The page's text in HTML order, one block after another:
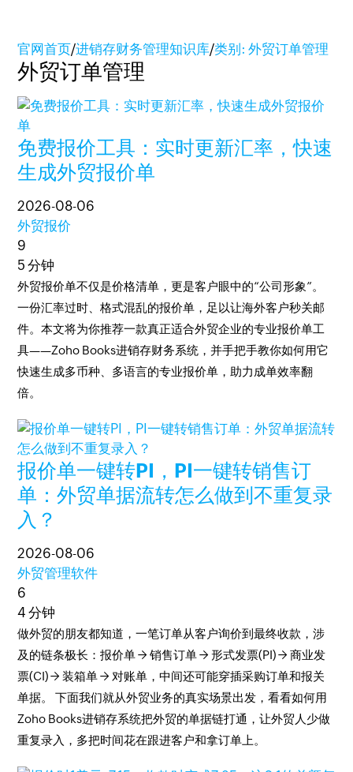
官网首页/进销存财务管理知识库/类别: 外贸订单管理
外贸订单管理
免费报价工具：实时更新汇率，快速
生成外贸报价单
2026-08-06
外贸报价
9
5 分钟
外贸报价单不仅是价格清单，更是客户眼中的“公司形象”。
一份汇率过时、格式混乱的报价单，足以让海外客户秒关邮
件。本文将为你推荐一款真正适合外贸企业的专业报价单工
具——Zoho Books进销存财务系统，并手把手教你如何用它
快速生成多币种、多语言的专业报价单，助力成单效率翻
倍。
报价单一键转PI，PI一键转销售订
单：外贸单据流转怎么做到不重复录
入？
2026-08-06
外贸管理软件
6
4 分钟
做外贸的朋友都知道，一笔订单从客户询价到最终收款，涉
及的链条极长：报价单 → 销售订单 → 形式发票(PI) → 商业发
票(CI) → 装箱单 → 对账单，中间还可能穿插采购订单和报关
单据。 下面我们就从外贸业务的真实场景出发，看看如何用
Zoho Books进销存系统把外贸的单据链打通，让外贸人少做
重复录入，多把时间花在跟进客户和拿订单上。